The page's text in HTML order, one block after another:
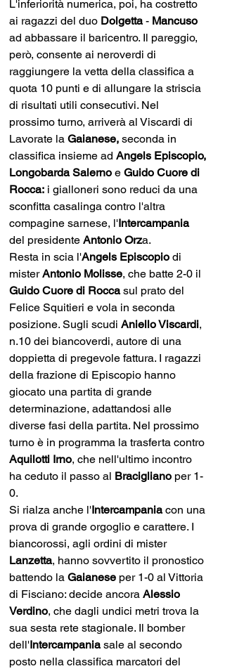
L'inferiorità numerica, poi, ha costretto
ai ragazzi del duo Dolgetta - Mancuso
ad abbassare il baricentro. Il pareggio,
però, consente ai neroverdi di
raggiungere la vetta della classifica a
quota 10 punti e di allungare la striscia
di risultati utili consecutivi. Nel
prossimo turno, arriverà al Viscardi di
Lavorate la Gaianese, seconda in
classifica insieme ad Angels Episcopio,
Longobarda Salerno e Guido Cuore di
Rocca: i gialloneri sono reduci da una
sconfitta casalinga contro l'altra
compagine sarnese, l'Intercampania
del presidente Antonio Orza.
Resta in scia l'Angels Episcopio di
mister Antonio Molisse, che batte 2-0 il
Guido Cuore di Rocca sul prato del
Felice Squitieri e vola in seconda
posizione. Sugli scudi Aniello Viscardi,
n.10 dei biancoverdi, autore di una
doppietta di pregevole fattura. I ragazzi
della frazione di Episcopio hanno
giocato una partita di grande
determinazione, adattandosi alle
diverse fasi della partita. Nel prossimo
turno è in programma la trasferta contro
Aquilotti Irno, che nell'ultimo incontro
ha ceduto il passo al Bracigliano per 1-
0.
Si rialza anche l'Intercampania con una
prova di grande orgoglio e carattere. I
biancorossi, agli ordini di mister
Lanzetta, hanno sovvertito il pronostico
battendo la Gaianese per 1-0 al Vittoria
di Fisciano: decide ancora Alessio
Verdino, che dagli undici metri trova la
sua sesta rete stagionale. Il bomber
dell'Intercampania sale al secondo
posto nella classifica marcatori del